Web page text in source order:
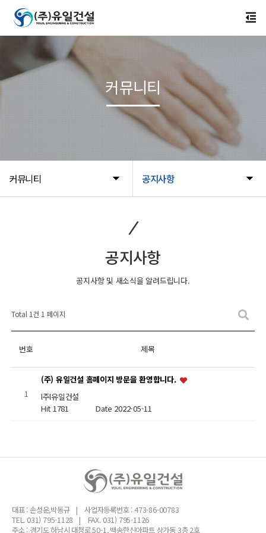
커뮤니티 공지사항
커뮤니티
공지사항
공지사항 및 새소식을 알려드립니다.
Total 1건 1 페이지
번호 제목
1
(주) 유일건설 홈페이지 방문을 환영합니다.
l주l유일건설
Hit 1781 Date 2022-05-11
대표 : 손성운,박동규
사업자등록번호 : 473-86-00783
TEL. 031) 795-1128
FAX. 031) 795-1126
주소 : 경기도 하남시 대청로 50-1, 백송한신아파트 상가동 3층 2호